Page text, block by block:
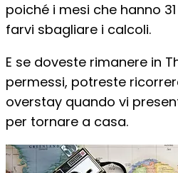
poiché i mesi che hanno
farvi sbagliare i calcoli.
E se doveste rimanere in
permessi, potreste
overstay quando vi
per tornare a casa.